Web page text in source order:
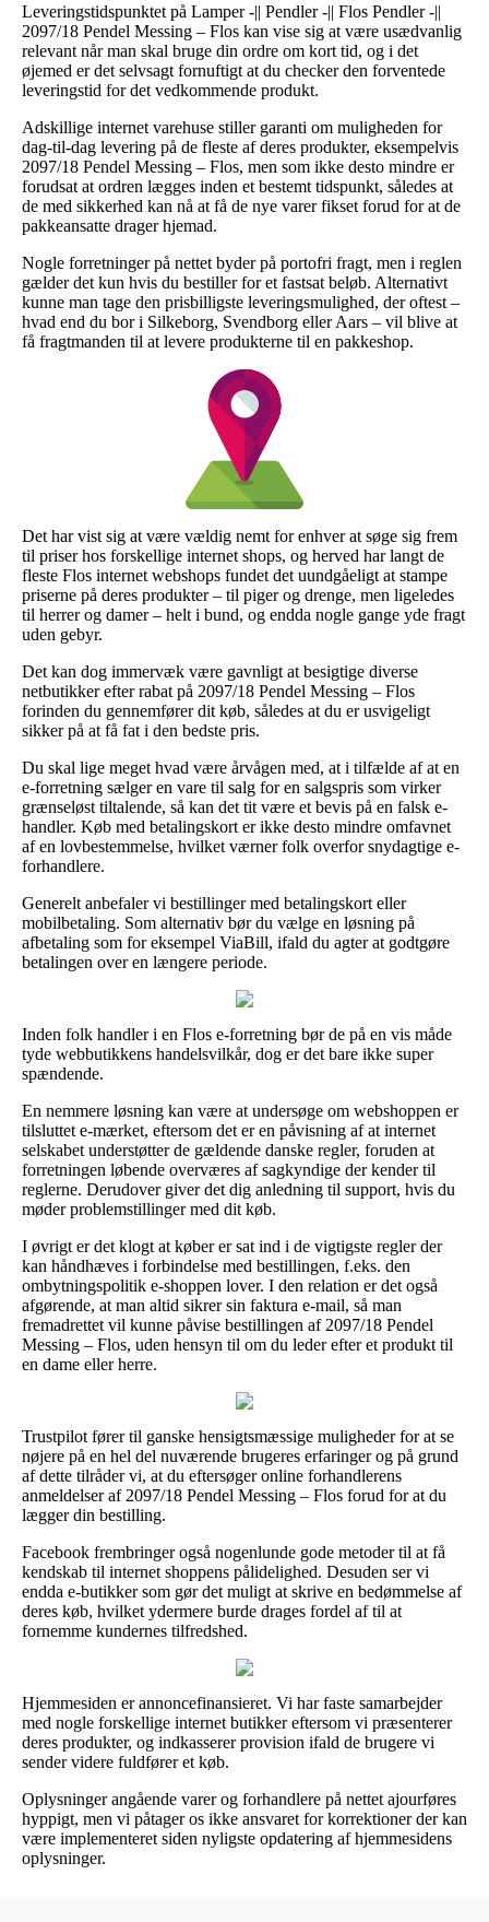
Leveringstidspunktet på Lamper -|| Pendler -|| Flos Pendler -||
2097/18 Pendel Messing – Flos kan vise sig at være usædvanlig
relevant når man skal bruge din ordre om kort tid, og i det
øjemed er det selvsagt fornuftigt at du checker den forventede
leveringstid for det vedkommende produkt.
Adskillige internet varehuse stiller garanti om muligheden for
dag-til-dag levering på de fleste af deres produkter, eksempelvis
2097/18 Pendel Messing – Flos, men som ikke desto mindre er
forudsat at ordren lægges inden et bestemt tidspunkt, således at
de med sikkerhed kan nå at få de nye varer fikset forud for at de
pakkeansatte drager hjemad.
Nogle forretninger på nettet byder på portofri fragt, men i reglen
gælder det kun hvis du bestiller for et fastsat beløb. Alternativt
kunne man tage den prisbilligste leveringsmulighed, der oftest –
hvad end du bor i Silkeborg, Svendborg eller Aars – vil blive at
få fragtmanden til at levere produkterne til en pakkeshop.
Det har vist sig at være vældig nemt for enhver at søge sig frem
til priser hos forskellige internet shops, og herved har langt de
fleste Flos internet webshops fundet det uundgåeligt at stampe
priserne på deres produkter – til piger og drenge, men ligeledes
til herrer og damer – helt i bund, og endda nogle gange yde fragt
uden gebyr.
Det kan dog immervæk være gavnligt at besigtige diverse
netbutikker efter rabat på 2097/18 Pendel Messing – Flos
forinden du gennemfører dit køb, således at du er usvigeligt
sikker på at få fat i den bedste pris.
Du skal lige meget hvad være årvågen med, at i tilfælde af at en
e-forretning sælger en vare til salg for en salgspris som virker
grænseløst tiltalende, så kan det tit være et bevis på en falsk e-
handler. Køb med betalingskort er ikke desto mindre omfavnet
af en lovbestemmelse, hvilket værner folk overfor snydagtige e-
forhandlere.
Generelt anbefaler vi bestillinger med betalingskort eller
mobilbetaling. Som alternativ bør du vælge en løsning på
afbetaling som for eksempel ViaBill, ifald du agter at godtgøre
betalingen over en længere periode.
Inden folk handler i en Flos e-forretning bør de på en vis måde
tyde webbutikkens handelsvilkår, dog er det bare ikke super
spændende.
En nemmere løsning kan være at undersøge om webshoppen er
tilsluttet e-mærket, eftersom det er en påvisning af at internet
selskabet understøtter de gældende danske regler, foruden at
forretningen løbende overværes af sagkyndige der kender til
reglerne. Derudover giver det dig anledning til support, hvis du
møder problemstillinger med dit køb.
I øvrigt er det klogt at køber er sat ind i de vigtigste regler der
kan håndhæves i forbindelse med bestillingen, f.eks. den
ombytningspolitik e-shoppen lover. I den relation er det også
afgørende, at man altid sikrer sin faktura e-mail, så man
fremadrettet vil kunne påvise bestillingen af 2097/18 Pendel
Messing – Flos, uden hensyn til om du leder efter et produkt til
en dame eller herre.
Trustpilot fører til ganske hensigtsmæssige muligheder for at se
nøjere på en hel del nuværende brugeres erfaringer og på grund
af dette tilråder vi, at du eftersøger online forhandlerens
anmeldelser af 2097/18 Pendel Messing – Flos forud for at du
lægger din bestilling.
Facebook frembringer også nogenlunde gode metoder til at få
kendskab til internet shoppens pålidelighed. Desuden ser vi
endda e-butikker som gør det muligt at skrive en bedømmelse af
deres køb, hvilket ydermere burde drages fordel af til at
fornemme kundernes tilfredshed.
Hjemmesiden er annoncefinansieret. Vi har faste samarbejder
med nogle forskellige internet butikker eftersom vi præsenterer
deres produkter, og indkasserer provision ifald de brugere vi
sender videre fuldfører et køb.
Oplysninger angående varer og forhandlere på nettet ajourføres
hyppigt, men vi påtager os ikke ansvaret for korrektioner der kan
være implementeret siden nyligste opdatering af hjemmesidens
oplysninger.